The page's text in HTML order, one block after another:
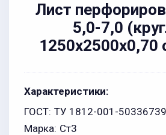
Лист
5,0-7,0
1250х2500x0,70
Характеристики:
ГОСТ: ТУ 1812-001-
Марка: Ст3